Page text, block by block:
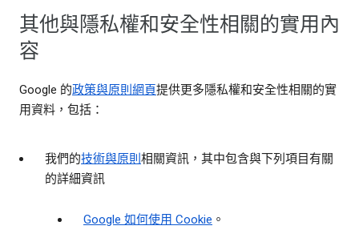
其他與隱私權和安全性相關的實用內
容
Google 的政策與原則網頁提供更多隱私權和安全性相關的實
用資料，包括：
我們的技術與原則 相關資訊，其中包含與下列項目有關
的詳細資訊
Google 如何使用 Cookie 。